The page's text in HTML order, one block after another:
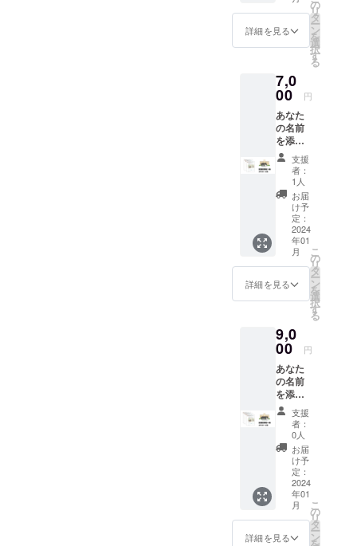
先を選
択する
ことは
寄贈後
の本の
寄贈先
に一任
する形
となり
ます。
※寄贈本
が『四
次元の
箱庭』
か『雨
の庭』
か『夜
に産ま
れた者
界～』
どれに
なるか
は友浦
にお任
せくだ
さい。
※HP掲
載は最
低一
年、そ
れ以降
はHPが
存在す
ます。
る名前
（ハン
ドル
をそれ
ぞれお
ださ
い。 ※
寄贈先
がどの
施設に
なるか
は友浦
にお任
せくだ
さい。
（寄贈
先を選
択する
ことは
寄贈後
の本の
寄贈先
に一任
する形
となり
ます。
※寄贈本
が『四
次元の
箱庭』
か『雨
の庭』
か『夜
に産ま
寄贈＋
スマホ
ゲーム
イキン
グ小冊
子＋支
援証プ
ラス
チック
カー
ド ※
備考欄
に「寄
贈時に
添える
名前
（本名
ど）」
と「友
（ハン
ドル
な
ど）」
をそれ
ぞれお
書きく
ださ
い。 ※
寄贈先
がどの
施設に
なるか
は友浦
にお任
せくだ
詳細を見る
の
リ
タ
ー
ン
を
選
択
す
る
7,0
00 円
あなた
の名前
を添え
て図書
館へ3冊
寄贈し
ます。
また、
プロモ
ツイー
トス
テッ
カー3枚
と支援
した証
なたに
届きま
す。 ※
備考欄
に「寄
贈時に
添える
名前
（本名
な
ど）」
と「友
浦のHP
に載せ
る名前
（ハン
ドル
支援
者：
1人
お届
け予
定：
2024
年01
月
詳細を見る
こ
の
リ
タ
ー
ン
を
選
択
す
る
9,0
00 円
あなた
の名前
を添え
て図書
館へ4冊
寄贈し
ます。
また、
プロモ
ツイー
トス
テッ
カー4枚
と支援
支援
者：
0人
お届
け予
定：
2024
年01
月
詳細を見る
こ
の
リ
タ
ー
ン